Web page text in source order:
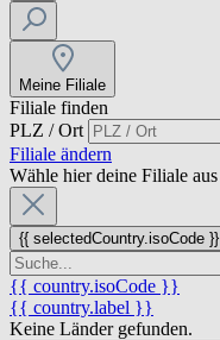
Meine Filiale
Filiale finden
PLZ / Ort
Filiale ändern
Wähle hier deine Filiale aus
{{ selectedCountry.isoCode }}
{{ country.isoCode }}
{{ country.label }}
Keine Länder gefunden.